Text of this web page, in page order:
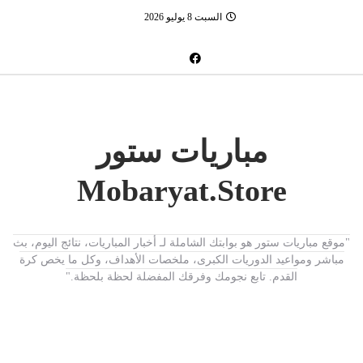
السبت 8 يوليو 2026
مباريات ستور
Mobaryat.Store
"موقع مباريات ستور هو بوابتك الشاملة لـ أخبار المباريات، نتائج اليوم، بث
مباشر ومواعيد الدوريات الكبرى، ملخصات الأهداف، وكل ما يخص كرة
القدم. تابع نجومك وفرقك المفضلة لحظة بلحظة."